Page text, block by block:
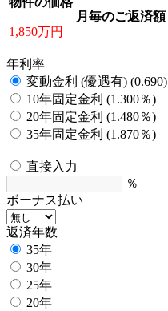
1,850万円
月毎のご返済額
年利率
変動金利 (優遇有) (0.690)
10年固定金利 (1.300％)
20年固定金利 (1.480％)
35年固定金利 (1.870％)
直接入力
％
ボーナス払い
返済年数
35年
30年
25年
20年